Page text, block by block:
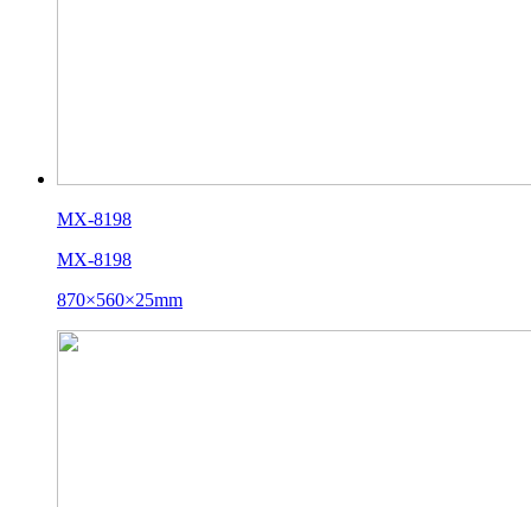
MX-8198
MX-8198
870×560×25mm